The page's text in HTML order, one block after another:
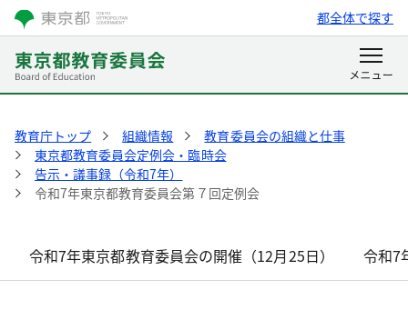
都全体で探す
教育庁トップ 組織情報
教育委員会の組織と仕事
東京都教育委員会定例会・臨時会
告示・議事録（令和7年）
令和7年東京都教育委員会第７回定例会
令和7年東京都教育委員会の開催（12月25日） 令和7